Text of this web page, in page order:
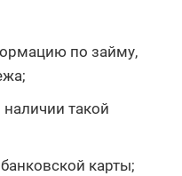
по займу,
такой
карты;